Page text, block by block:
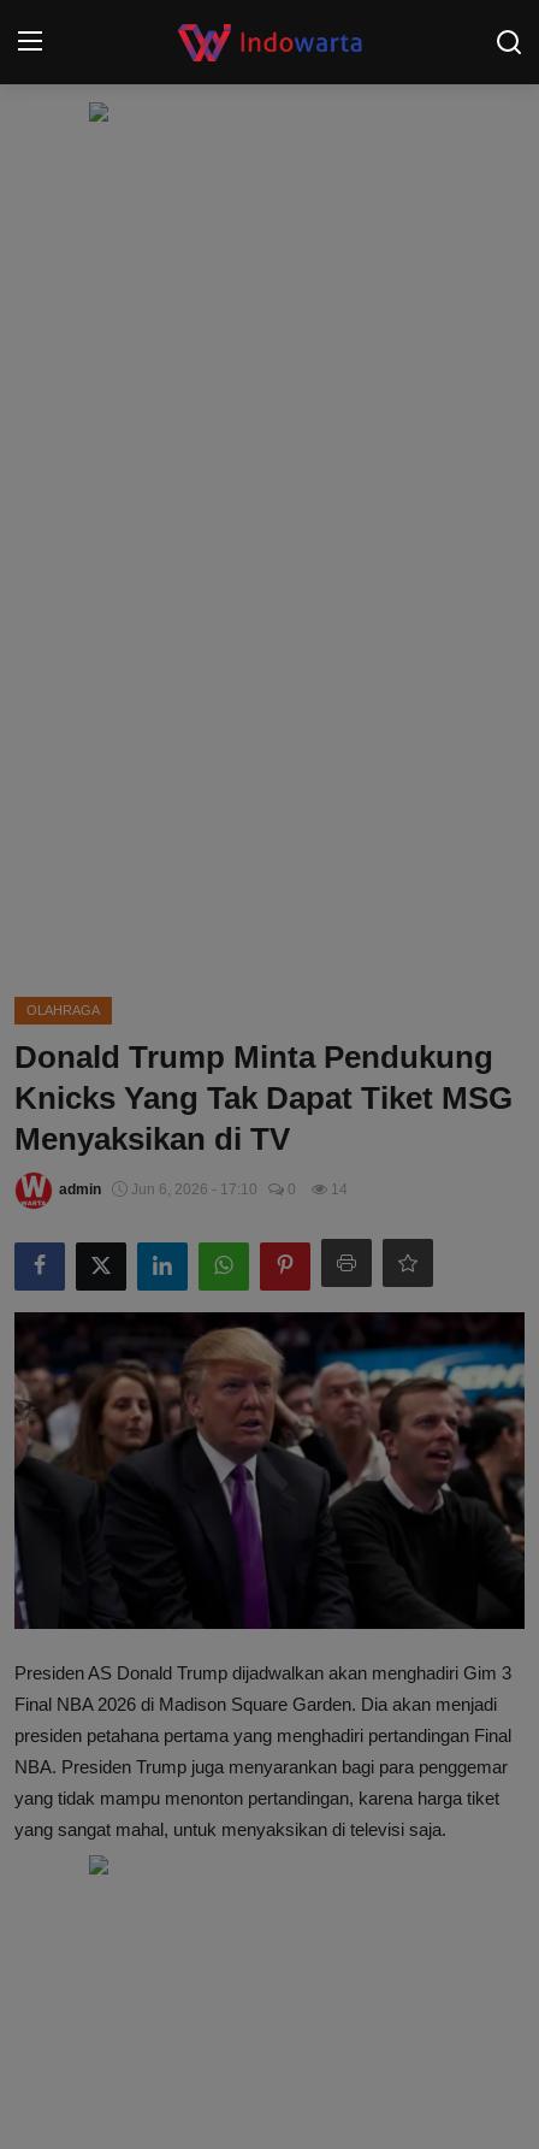
OLAHRAGA
Donald Trump Minta Pendukung
Knicks Yang Tak Dapat Tiket MSG
Menyaksikan di TV
admin Jun 6, 2026 - 17:10 0 14
Presiden AS Donald Trump dijadwalkan akan menghadiri Gim 3
Final NBA 2026 di Madison Square Garden. Dia akan menjadi
presiden petahana pertama yang menghadiri pertandingan Final
NBA. Presiden Trump juga menyarankan bagi para penggemar
yang tidak mampu menonton pertandingan, karena harga tiket
yang sangat mahal, untuk menyaksikan di televisi saja.